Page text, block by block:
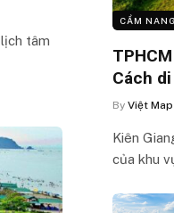
tâm
CẨM
Cách
By Việt
Kiên
của khu